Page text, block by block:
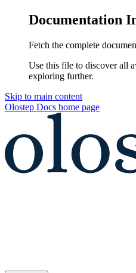
Documentation
Fetch the complete
Use this file to discover all
exploring further.
Skip to main content
Olostep Docs home page